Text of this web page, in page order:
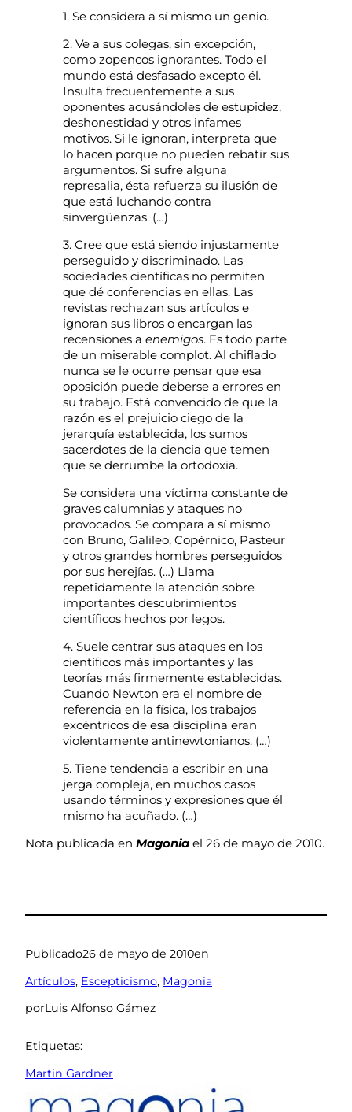
1. Se considera a sí mismo un genio.
2. Ve a sus colegas, sin excepción,
como zopencos ignorantes. Todo el
mundo está desfasado excepto él.
Insulta frecuentemente a sus
oponentes acusándoles de estupidez,
deshonestidad y otros infames
motivos. Si le ignoran, interpreta que
lo hacen porque no pueden rebatir sus
argumentos. Si sufre alguna
represalia, ésta refuerza su ilusión de
que está luchando contra
sinvergüenzas. (…)
3. Cree que está siendo injustamente
perseguido y discriminado. Las
sociedades científicas no permiten
que dé conferencias en ellas. Las
revistas rechazan sus artículos e
ignoran sus libros o encargan las
recensiones a enemigos. Es todo parte
de un miserable complot. Al chiflado
nunca se le ocurre pensar que esa
oposición puede deberse a errores en
su trabajo. Está convencido de que la
razón es el prejuicio ciego de la
jerarquía establecida, los sumos
sacerdotes de la ciencia que temen
que se derrumbe la ortodoxia.
Se considera una víctima constante de
graves calumnias y ataques no
provocados. Se compara a sí mismo
con Bruno, Galileo, Copérnico, Pasteur
y otros grandes hombres perseguidos
por sus herejías. (…) Llama
repetidamente la atención sobre
importantes descubrimientos
científicos hechos por legos.
4. Suele centrar sus ataques en los
científicos más importantes y las
teorías más firmemente establecidas.
Cuando Newton era el nombre de
referencia en la física, los trabajos
excéntricos de esa disciplina eran
violentamente antinewtonianos. (…)
5. Tiene tendencia a escribir en una
jerga compleja, en muchos casos
usando términos y expresiones que él
mismo ha acuñado. (…)
Nota publicada en Magonia el 26 de mayo de 2010.
Publicado26 de mayo de 2010en
Artículos, Escepticismo, Magonia
porLuis Alfonso Gámez
Etiquetas:
Martin Gardner